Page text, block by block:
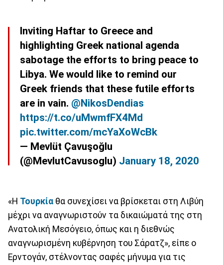
Inviting Haftar to Greece and
highlighting Greek national agenda
sabotage the efforts to bring peace to
Libya. We would like to remind our
Greek friends that these futile efforts
are in vain. @NikosDendias
https://t.co/uMwmfFX4Md
pic.twitter.com/mcYaXoWcBk
— Mevlüt Çavuşoğlu
(@MevlutCavusoglu) January 18, 2020
«Η Τουρκία θα συνεχίσει να βρίσκεται στη Λιβύη
μέχρι να αναγνωριστούν τα δικαιώματά της στη
Ανατολική Μεσόγειο, όπως και η διεθνώς
αναγνωρισμένη κυβέρνηση του Σάρατζ», είπε ο
Ερντογάν, στέλνοντας σαφές μήνυμα για τις